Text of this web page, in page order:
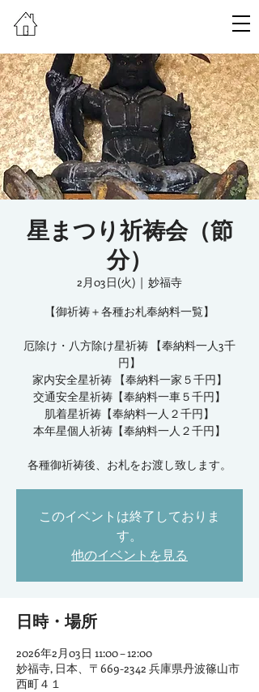
星まつり祈祷会（節
分）
2月03日(火)
  |
妙福寺
【御祈祷＋各種お札奉納料一覧】
厄除け・八方除け星祈祷 【奉納料一人3千
円】
家内安全星祈祷 【奉納料一家５千円】
交通安全星祈祷【奉納料一車５千円】
肌着星祈祷【奉納料一人２千円】
本年星個人祈祷【奉納料一人２千円】
各種御祈祷後、お札をお渡し致します。
このイベントは終了しておりま
す。
他のイベントを見る
日時・場所
2026年2月03日 11:00 – 12:00
妙福寺, 日本、〒669-2342 兵庫県丹波篠山市
西町４１